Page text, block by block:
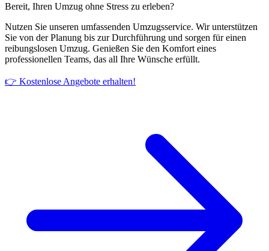
Bereit, Ihren Umzug ohne Stress zu erleben?
Nutzen Sie unseren umfassenden Umzugsservice. Wir unterstützen
Sie von der Planung bis zur Durchführung und sorgen für einen
reibungslosen Umzug. Genießen Sie den Komfort eines
professionellen Teams, das all Ihre Wünsche erfüllt.
👉 Kostenlose Angebote erhalten!